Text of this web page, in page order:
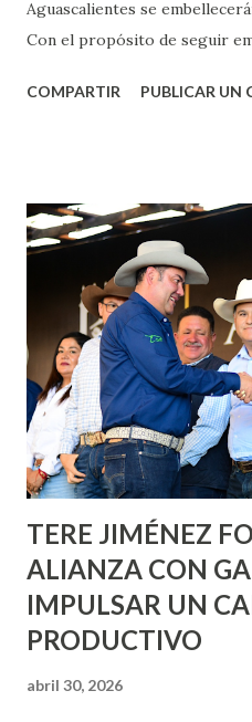
Aguascalientes se
Con el propósito de seguir
municipal, Leo Montañez dio
Corazón Urbano y el
informó que en este
metros cuadrados de
Nieto, entre Jesús F.
lo que se aplicará pintura en
llevará este programa a Villas
Asunción, Avenida Alameda y
los edificios FOVISSSTE Ojo
Norias de Paso Hondo y en
COMPARTIR PUBLICAR UN
TERE JIMÉNEZ
ALIANZA CON
IMPULSAR UN
PRODUCTIVO
abril 30, 2026